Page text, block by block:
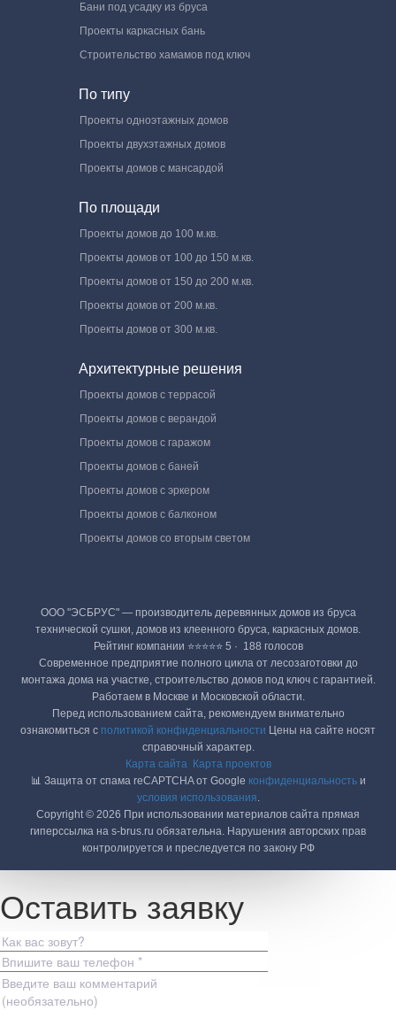
Бани под усадку из бруса
Проекты каркасных бань
Строительство хамамов под ключ
По типу
Проекты одноэтажных домов
Проекты двухэтажных домов
Проекты домов с мансардой
По площади
Проекты домов до 100 м.кв.
Проекты домов от 100 до 150 м.кв.
Проекты домов от 150 до 200 м.кв.
Проекты домов от 200 м.кв.
Проекты домов от 300 м.кв.
Архитектурные решения
Проекты домов с террасой
Проекты домов с верандой
Проекты домов с гаражом
Проекты домов с баней
Проекты домов с эркером
Проекты домов с балконом
Проекты домов со вторым светом
ООО "ЭСБРУС" — производитель деревянных домов из бруса
технической сушки, домов из клеенного бруса, каркасных домов.
Рейтинг компании ⭐⭐⭐⭐⭐ 5 · ‎ 188 голосов
Современное предприятие полного цикла от лесозаготовки до
монтажа дома на участке, строительство домов под ключ с гарантией.
Работаем в Москве и Московской области.
Перед использованием сайта, рекомендуем внимательно
ознакомиться с политикой конфиденциальности Цены на сайте носят
справочный характер.
Карта сайта
Карта проектов
📊 Защита от спама reCAPTCHA от Google конфиденциальностьи
условия использования.
Copyright © 2026 При использовании материалов сайта прямая
гиперссылка на s-brus.ru обязательна. Нарушения авторских прав
контролируется и преследуется по закону РФ
Оставить заявку